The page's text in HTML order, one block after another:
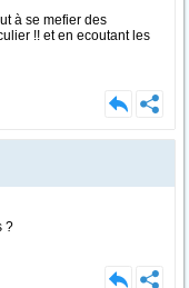
à se mefier des
!! et en ecoutant les
?